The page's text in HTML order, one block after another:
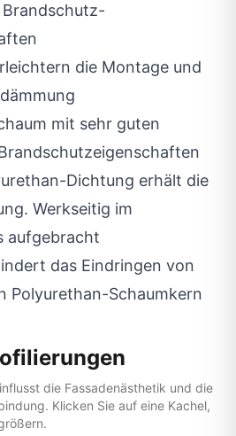
die Montage und
mit sehr guten
Dichtung erhält die
Werkseitig im
aufgebracht
das Eindringen von
Polyurethan-Schaumkern
die Fassadenästhetik und die
Klicken Sie auf eine Kachel,